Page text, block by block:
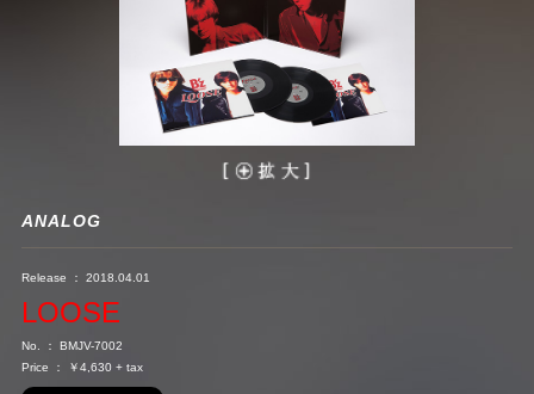
ANALOG
Release ： 2018.04.01
LOOSE
No. ： BMJV-7002
Price ： ￥4,630 + tax